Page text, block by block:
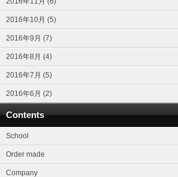
2016年10月 (5)
2016年9月 (7)
2016年8月 (4)
2016年7月 (5)
2016年6月 (2)
Contents
School
Order made
Company